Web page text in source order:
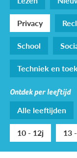
Privacy
School
Techniek en
Ontdek per leeftijd
Alle leeftijden
10 - 12j
13